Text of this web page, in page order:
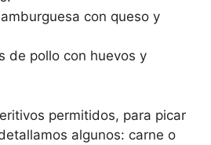
con queso y
de pollo con huevos y
permitidos, para picar
algunos: carne o